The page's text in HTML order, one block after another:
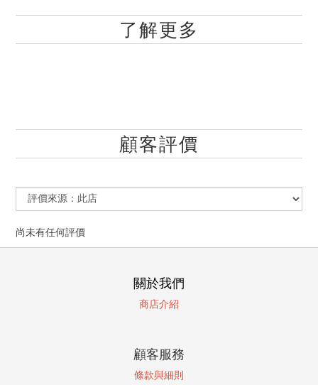
了解更多
顧客評價
尚未有任何評價
關於我們
商店介紹
顧客服務
條款與細則